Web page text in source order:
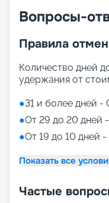
Вопросы-
Правила
Количество дней
удержания от
●31 и более дней -
●От 29 до 20 дней -
●От 19 до 10 дней -
Показать все
Частые